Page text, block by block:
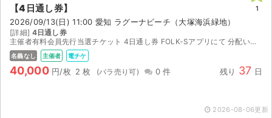
【4日通し券】
2026/09/13(日) 11:00 愛知 ラグーナビーチ（大塚海浜緑地）
[詳細] 4日通し券
主催者有料会員先行当選チケット 4日通し券 FOLK-Sアプリにて 分配いたします 分配開始は8/28 20時以降です
名義なし 主催者 電チケ
40,000 円/枚 2 枚 0 件 残り 37 日
1
2026-08-06更新